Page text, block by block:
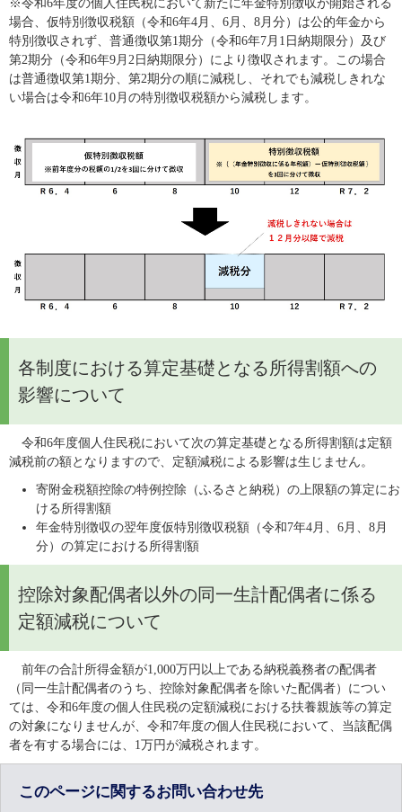
※令和6年度の個人住民税において新たに年金特別徴収が開始される
場合、仮特別徴収税額（令和6年4月、6月、8月分）は公的年金から
特別徴収されず、普通徴収第1期分（令和6年7月1日納期限分）及び
第2期分（令和6年9月2日納期限分）により徴収されます。この場合
は普通徴収第1期分、第2期分の順に減税し、それでも減税しきれな
い場合は令和6年10月の特別徴収税額から減税します。
各制度における算定基礎となる所得割額への
影響について
令和6年度個人住民税において次の算定基礎となる所得割額は定額
減税前の額となりますので、定額減税による影響は生じません。
寄附金税額控除の特例控除（ふるさと納税）の上限額の算定にお
ける所得割額
年金特別徴収の翌年度仮特別徴収税額（令和7年4月、6月、8月
分）の算定における所得割額
控除対象配偶者以外の同一生計配偶者に係る
定額減税について
前年の合計所得金額が1,000万円以上である納税義務者の配偶者
（同一生計配偶者のうち、控除対象配偶者を除いた配偶者）につい
ては、令和6年度の個人住民税の定額減税における扶養親族等の算定
の対象になりませんが、令和7年度の個人住民税において、当該配偶
者を有する場合には、1万円が減税されます。
このページに関するお問い合わせ先